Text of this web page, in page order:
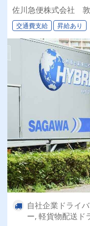
佐川急便株式会社
交通費支給 昇給あり
自社企業ドライ
ー, 軽貨物配送ド